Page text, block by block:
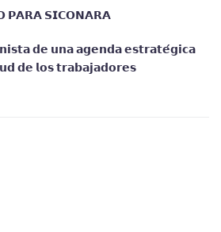
𝗣𝗔𝗥𝗔 𝗦𝗜𝗖𝗢𝗡𝗔𝗥𝗔
𝗱𝗲 𝘂𝗻𝗮 𝗮𝗴𝗲𝗻𝗱𝗮 𝗲𝘀𝘁𝗿𝗮𝘁𝗲́𝗴𝗶𝗰𝗮
𝗱𝗲 𝗹𝗼𝘀 𝘁𝗿𝗮𝗯𝗮𝗷𝗮𝗱𝗼𝗿𝗲𝘀